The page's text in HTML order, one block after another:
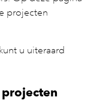
projecten
u uiteraard